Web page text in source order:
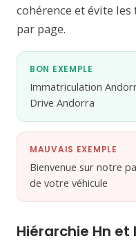
cohérence et évite
par page.
BON EXEMPLE
Immatriculation
Drive Andorra
MAUVAIS EXEMPLE
Bienvenue sur notre
de votre véhicule
Hiérarchie Hn et